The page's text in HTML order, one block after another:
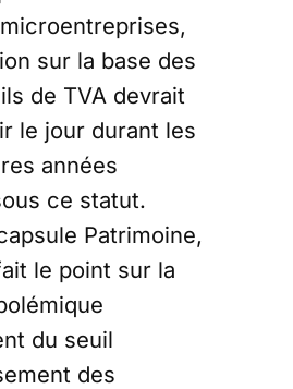
sur la base des
de TVA devrait
le jour durant les
années
ce statut.
Patrimoine,
le point sur la
du seuil
des